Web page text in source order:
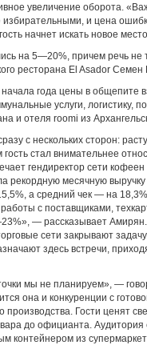
увеличение оборота.
избирательными, и цена
начнет искать новое
на 5—20%, причем речь не
ресторана El Asador
года цены в общепите
услуги,
и отеля roomi из
с нескольких сторон:
гость стал внимательнее
гендиректор сети кофеен
рекордную месячную
а средний чек — на
с поставщиками,
— рассказывает Амирян.
сети закрывают
здесь встречи,
мы не планируем», —
она и конкуренции с
производства. Гости ценят
до официанта. Аудитория
контейнером из